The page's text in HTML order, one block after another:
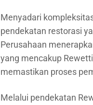
Menyadari
pendekatan restorasi
Perusahaan
yang mencakup
memastikan proses
Melalui pendekatan